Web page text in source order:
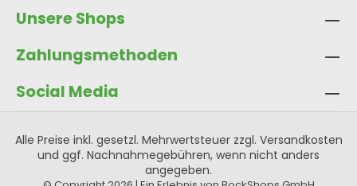
Unsere Shops
Zahlungsmethoden
Social Media
Alle Preise inkl. gesetzl. Mehrwertsteuer zzgl. Versandkosten
und ggf. Nachnahmegebühren, wenn nicht anders
angegeben.